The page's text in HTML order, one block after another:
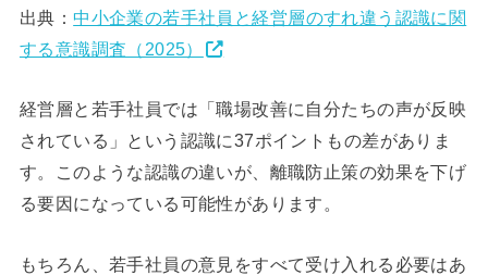
出典：中小企業の若手社員と経営層のすれ違う認識に関
する意識調査（2025）
経営層と若手社員では「職場改善に自分たちの声が反映
されている」という認識に37ポイントもの差がありま
す。このような認識の違いが、離職防止策の効果を下げ
る要因になっている可能性があります。
もちろん、若手社員の意見をすべて受け入れる必要はあ